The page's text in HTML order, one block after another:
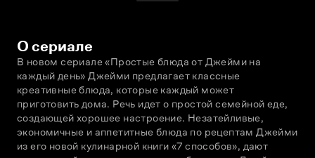
О сериале
В новом сериале «Простые блюда от Джейми на
каждый день» Джейми предлагает классные
креативные блюда, которые каждый может
приготовить дома. Речь идет о простой семейной еде,
создающей хорошее настроение. Незатейливые,
экономичные и аппетитные блюда по рецептам Джейми
из его новой кулинарной книги «7 способов», дают